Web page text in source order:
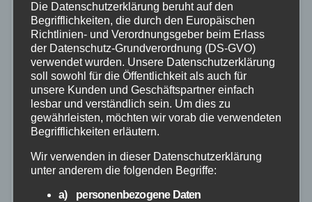
MAYEN-KOBLENZ RETTUNGSDIENST
Die Datenschutzerklärung beruht auf den
Begrifflichkeiten, die durch den Europäischen
Richtlinien- und Verordnungsgeber beim Erlass
der Datenschutz-Grundverordnung (DS-GVO)
verwendet wurden. Unsere Datenschutzerklärung
soll sowohl für die Öffentlichkeit als auch für
unsere Kunden und Geschäftspartner einfach
lesbar und verständlich sein. Um dies zu
gewährleisten, möchten wir vorab die verwendeten
Begrifflichkeiten erläutern.
Wir verwenden in dieser Datenschutzerklärung
unter anderem die folgenden Begriffe:
a) personenbezogene Daten